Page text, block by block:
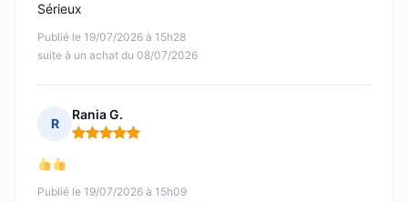
Publié le 19/07/2026 à 15h28
suite à un achat du 08/07/2026
Sérieux
R
Rania G.
Note : 5 sur 5
Publié le 19/07/2026 à 15h09